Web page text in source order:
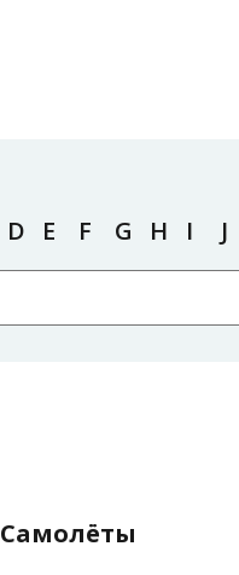
D E F G H I J
Самолёты